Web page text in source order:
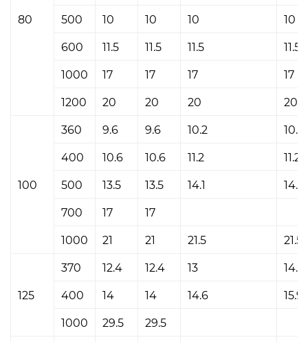
80
500
10 10 10
10
600
11.5 11.5 11.5
11.5
1000
17 17 17
17
1200
20 20 20 20
100
360 9.6 9.6 10.2
10.2
400
10.6 10.6 11.2
11.2
500
13.5 13.5 14.1
14.1
700
17
17
1000
21 21 21.5 21.5
125
370 12.4 12.4 13
14.3
400
14 14 14.6
15.9
1000
29.5 29.5